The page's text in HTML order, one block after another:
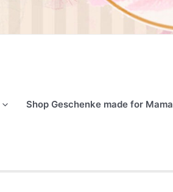
Shop Geschenke made for Mama